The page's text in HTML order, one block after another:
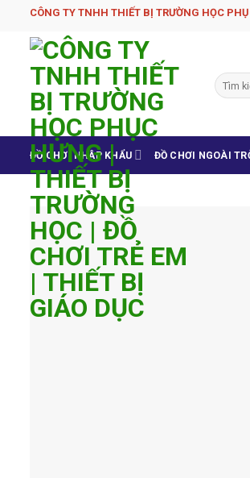
content
CÔNG TY TNHH THIẾT BỊ TRƯỜNG HỌC
Tìm
kiếm:
ĐỒ CHƠI NHẬP KHẨU ĐỒ CHƠI NGOÀI